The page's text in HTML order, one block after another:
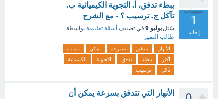
تصويتات
1
إجابة
ببطء تدفق، أ. التجوية الكيميائية ب.
تآكل ج. ترسيب ؟ - مع الشرح
سُئل يوليو 9 في تصنيف أسئلة تعليمية بواسطة
طالب التميز
الأنهار تتدفق بسرعة يمكن
تسبب
أكثر
ببطء تدفق التجوية
الكيميائية
تآكل
ترسيب
الأنهار التي تتدفق بسرعة يمكن أن